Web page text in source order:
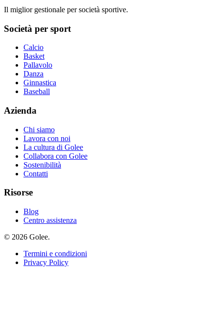
Il miglior gestionale per società sportive.
Società per sport
Calcio
Basket
Pallavolo
Danza
Ginnastica
Baseball
Azienda
Chi siamo
Lavora con noi
La cultura di Golee
Collabora con Golee
Sostenibilità
Contatti
Risorse
Blog
Centro assistenza
© 2026 Golee.
Termini e condizioni
Privacy Policy